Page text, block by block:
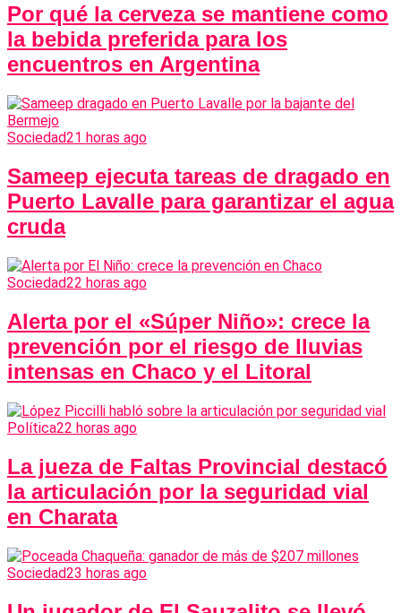
Por qué la cerveza se mantiene como
la bebida preferida para los
encuentros en Argentina
Sociedad21 horas ago
Sameep ejecuta tareas de dragado en
Puerto Lavalle para garantizar el agua
cruda
Sociedad22 horas ago
Alerta por el «Súper Niño»: crece la
prevención por el riesgo de lluvias
intensas en Chaco y el Litoral
Política22 horas ago
La jueza de Faltas Provincial destacó
la articulación por la seguridad vial
en Charata
Sociedad23 horas ago